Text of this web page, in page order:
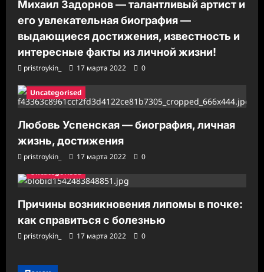
Михаил Задорнов — талантливый артист и
его увлекательная биография —
выдающиеся достижения, известность и
интересные факты из личной жизни!
pristroykin_ 17 марта 2022 0
Uncategorised
Любовь Успенская — биография, личная
жизнь, достижения
pristroykin_ 17 марта 2022
0
Uncategorised
Причины возникновения липомы в почке:
как справиться с болезнью
pristroykin_ 17 марта 2022 0